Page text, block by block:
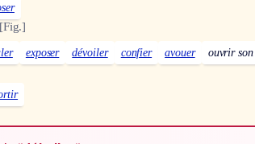
exposer dévoiler confier avouer ouvrir